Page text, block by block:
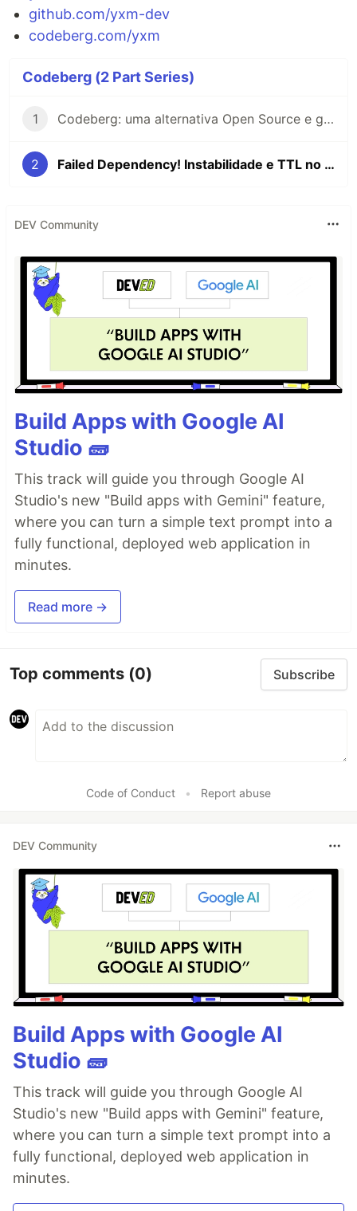
github.com/yxm-dev
codeberg.com/yxm
Codeberg (2 Part Series)
1 Codeberg: uma alternativa Open Source e gratuita ao GitHub e GitLab
2 Failed Dependency! Instabilidade e TTL no Codeberg Pages
DEV Community
Build Apps with Google AI
Studio 🧱
This track will guide you through Google AI
Studio's new "Build apps with Gemini" feature,
where you can turn a simple text prompt into a
fully functional, deployed web application in
minutes.
Read more →
Top comments (0) Subscribe
Code of Conduct • Report abuse
DEV Community
Build Apps with Google AI
Studio 🧱
This track will guide you through Google AI
Studio's new "Build apps with Gemini" feature,
where you can turn a simple text prompt into a
fully functional, deployed web application in
minutes.